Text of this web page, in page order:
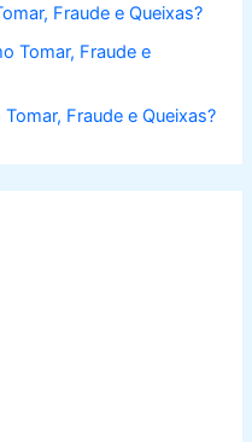
Fraude e Queixas?
Tomar, Fraude e
Fraude e Queixas?